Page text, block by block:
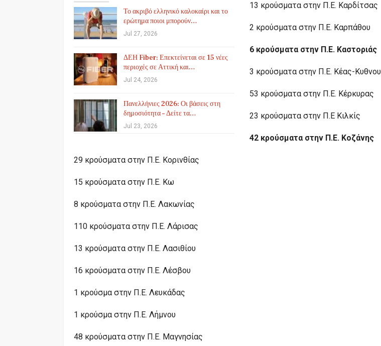
Το ακριβό ελληνικό καλοκαίρι και το
ερώτημα ποιοι μπορούν…
Jul 27, 2026
ΔΕΗ Fiber: Επεκτείνεται σε 15 νέες
περιοχές σε Αττική και…
Jul 24, 2026
Πανελλήνιες 2026: Οι βάσεις στη
δημοσιότητα – Δείτε τα…
Jul 23, 2026
13 κρούσματα στην Π.Ε. Καρδίτσας
2 κρούσματα στην Π.Ε. Καρπάθου
6 κρούσματα στην Π.Ε. Καστοριάς
3 κρούσματα στην Π.Ε. Κέας-Κυθνου
53 κρούσματα στην Π.Ε. Κέρκυρας
23 κρούσματα στην Π.Ε Κιλκίς
42 κρούσματα στην Π.Ε. Κοζάνης
29 κρούσματα στην Π.Ε. Κορινθίας
15 κρούσματα στην Π.Ε. Κω
8 κρούσματα στην Π.Ε. Λακωνίας
110 κρούσματα στην Π.Ε. Λάρισας
13 κρούσματα στην Π.Ε. Λασιθίου
16 κρούσματα στην Π.Ε. Λέσβου
1 κρούσμα στην Π.Ε. Λευκάδας
1 κρούσμα στην Π.Ε. Λήμνου
48 κρούσματα στην Π.Ε. Μαγνησίας